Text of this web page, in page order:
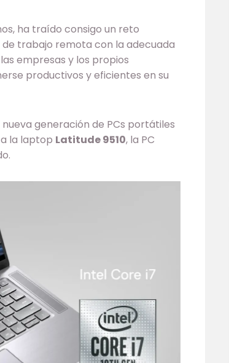
ha traído consigo un reto
trabajo remota con la adecuada
empresas y los propios
productivos y eficientes en su
nueva generación de PCs portátiles
la laptop Latitude 9510, la PC